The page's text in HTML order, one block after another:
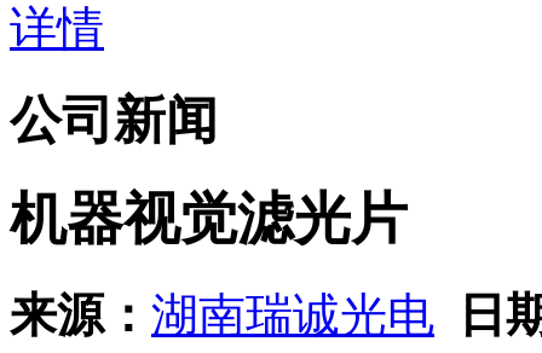
详情
公司新闻
机器视觉滤光片
来源： 湖南瑞诚光电
日